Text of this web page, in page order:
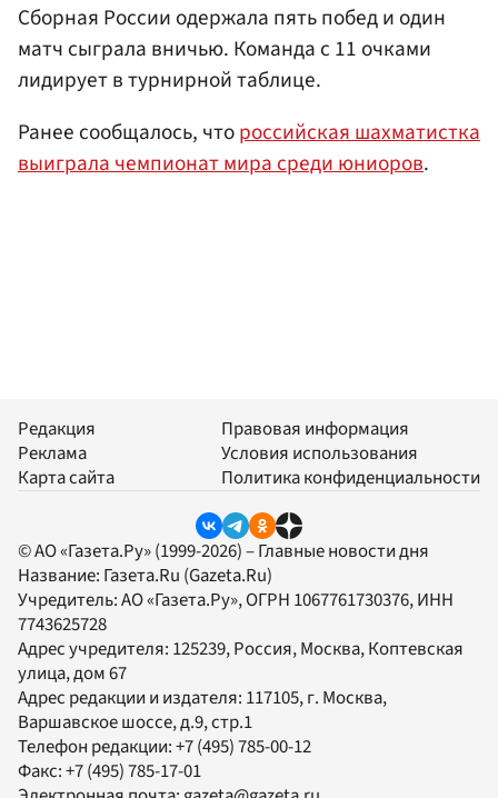
Сборная России одержала пять побед и один
матч сыграла вничью. Команда с 11 очками
лидирует в турнирной таблице.
Ранее сообщалось, чтороссийская шахматистка
выиграла чемпионат мира среди юниоров.
Редакция
Реклама
Карта сайта
Правовая информация
Условия использования
Политика конфиденциальности
© АО «Газета.Ру» (1999-2026) – Главные новости дня
Название: Газета.Ru (Gazeta.Ru)
Учредитель:АО «Газета.Ру», ОГРН 1067761730376, ИНН
7743625728
Адрес учредителя: 125239, Россия, Москва, Коптевская
улица, дом 67
Адрес редакции и издателя: 117105, г. Москва,
Варшавское шоссе, д.9, стр.1
Телефон редакции:+7 (495) 785-00-12
Факс:+7 (495) 785-17-01